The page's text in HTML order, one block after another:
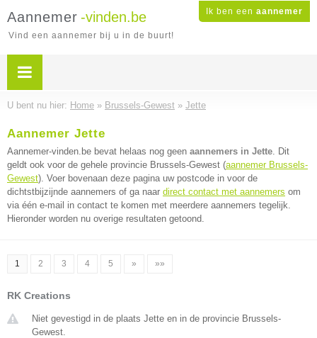
Ik ben een aannemer
Aannemer -vinden.be
Vind een aannemer bij u in de buurt!
U bent nu hier: Home » Brussels-Gewest » Jette
Aannemer Jette
Aannemer-vinden.be bevat helaas nog geen aannemers in Jette. Dit
geldt ook voor de gehele provincie Brussels-Gewest (aannemer Brussels-
Gewest). Voer bovenaan deze pagina uw postcode in voor de
dichtstbijzijnde aannemers of ga naar direct contact met aannemers om
via één e-mail in contact te komen met meerdere aannemers tegelijk.
Hieronder worden nu overige resultaten getoond.
1 2 3 4 5 » »»
RK Creations
Niet gevestigd in de plaats Jette en in de provincie Brussels-
Gewest.